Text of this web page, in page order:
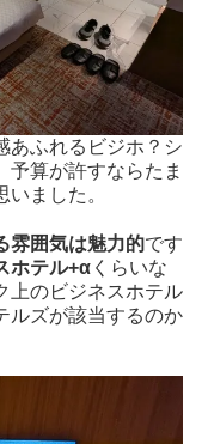
ふれるビジホ？シ
予算が許すならたま
ました。
雰囲気は魅力的です
ホテル+α くらいな
上のビジネスホテル
ルズが該当するのか